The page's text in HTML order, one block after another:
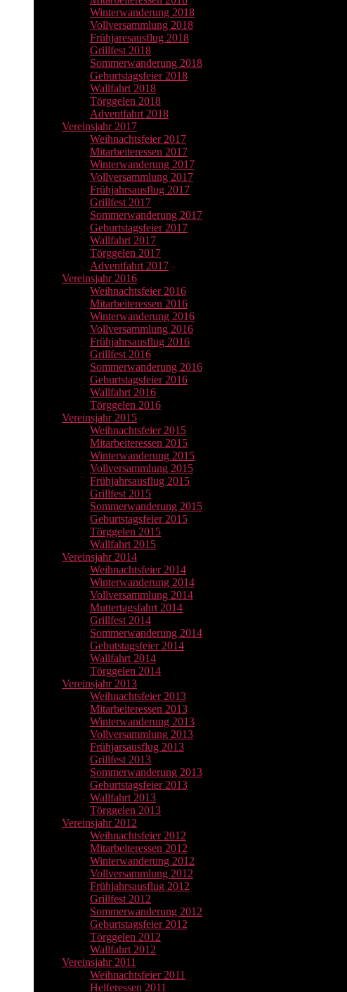
Winterwanderung 2018
Vollversammlung 2018
Frühjaresausflug 2018
Grillfest 2018
Sommerwanderung 2018
Geburtstagsfeier 2018
Wallfahrt 2018
Törggelen 2018
Adventfahrt 2018
Vereinsjahr 2017
Weihnachtsfeier 2017
Mitarbeiteressen 2017
Winterwanderung 2017
Vollversammlung 2017
Frühjahrsausflug 2017
Grillfest 2017
Sommerwanderung 2017
Geburtstagsfeier 2017
Wallfahrt 2017
Törggelen 2017
Adventfahrt 2017
Vereinsjahr 2016
Weihnachtsfeier 2016
Mitarbeiteressen 2016
Winterwanderung 2016
Vollversammlung 2016
Frühjahrsausflug 2016
Grillfest 2016
Sommerwanderung 2016
Geburtstagsfeier 2016
Wallfahrt 2016
Törggelen 2016
Vereinsjahr 2015
Weihnachtsfeier 2015
Mitarbeiteressen 2015
Winterwanderung 2015
Vollversammlung 2015
Frühjahrsausflug 2015
Grillfest 2015
Sommerwanderung 2015
Geburtstagsfeier 2015
Törggelen 2015
Wallfahrt 2015
Vereinsjahr 2014
Weihnachtsfeier 2014
Winterwanderung 2014
Vollversammlung 2014
Muttertagsfahrt 2014
Grillfest 2014
Sommerwanderung 2014
Gebutstagsfeier 2014
Wallfahrt 2014
Törggelen 2014
Vereinsjahr 2013
Weihnachtsfeier 2013
Mitarbeiteressen 2013
Winterwanderung 2013
Vollversammlung 2013
Frühjarsausflug 2013
Grillfest 2013
Sommerwanderung 2013
Geburtstagsfeier 2013
Wallfahrt 2013
Törggelen 2013
Vereinsjahr 2012
Weihnachtsfeier 2012
Mitarbeiteressen 2012
Winterwanderung 2012
Vollversammlung 2012
Frühjahrsausflug 2012
Grillfest 2012
Sommerwanderung 2012
Geburtstagsfeier 2012
Törggelen 2012
Wallfahrt 2012
Vereinsjahr 2011
Weihnachtsfeier 2011
Helferessen 2011